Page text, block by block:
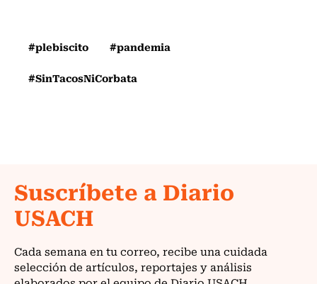
#plebiscito
#pandemia
#SinTacosNiCorbata